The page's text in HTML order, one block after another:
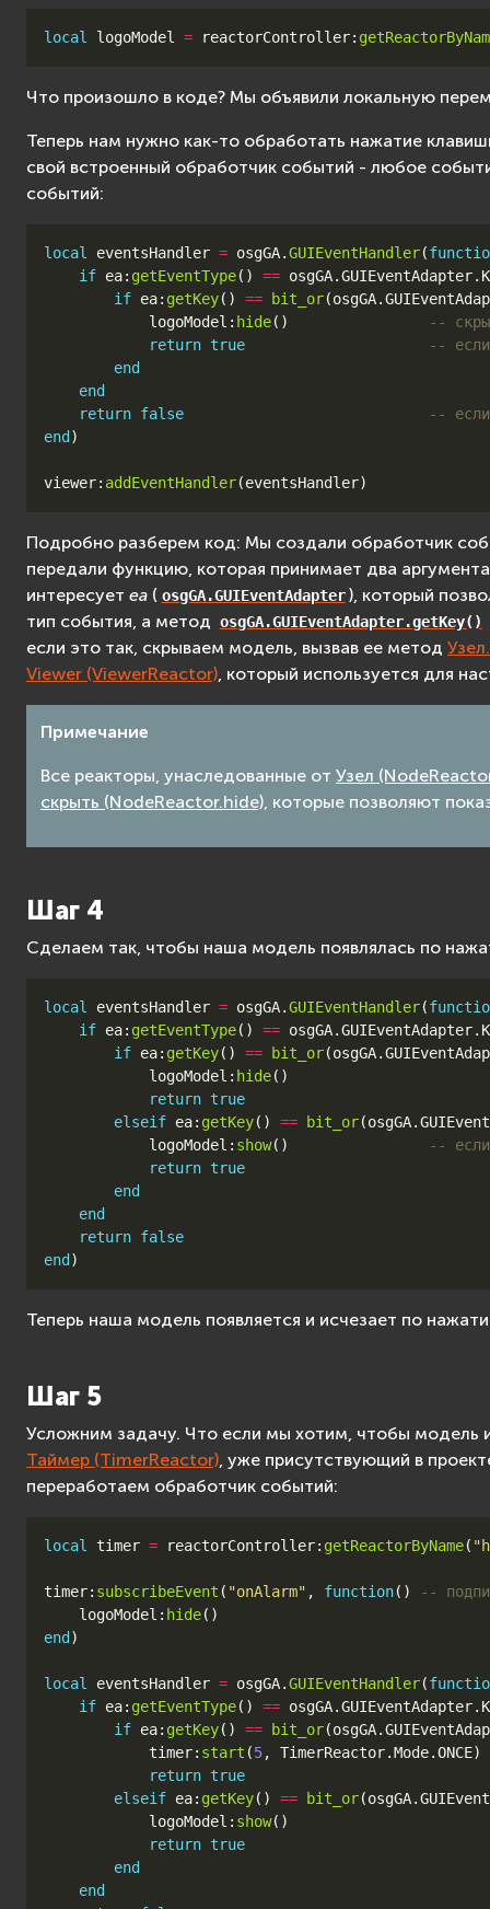
local logoModel = reactorController:
Что произошло в коде? Мы объявили локальную
Теперь нам нужно как-то обработать нажатие
свой встроенный обработчик событий - любое
событий:
local eventsHandler = osgGA.GUIEventHandler(
if ea: getEventType() == osgGA.GUIEventAdapter.
if ea: getKey() == bit_or(osgGA.
logoModel : hide()
--
return true
--
end
end
return false
--
end )
viewer: addEventHandler(eventsHandler)
Подробно разберем код: Мы создали обработчик
передали функцию, которая принимает два
интересует ea ( osgGA.GUIEventAdapter ), который
тип события, а метод osgGA.GUIEventAdapter.getKey()
если это так, скрываем модель, вызвав ее метод
Viewer (ViewerReactor), который используется для
Примечание
Все реакторы, унаследованные от Узел
скрыть (NodeReactor.hide), которые позволяют
Шаг 4
Сделаем так, чтобы наша модель появлялась по
local eventsHandler = osgGA.GUIEventHandler(
if ea: getEventType() == osgGA.GUIEventAdapter.
if ea: getKey() == bit_or(osgGA.
logoModel : hide()
return true
elseif ea: getKey() == bit_or(osgGA.
logoModel : show()
--
return true
end
end
return false
end )
Теперь наша модель появляется и исчезает по
Шаг 5
Усложним задачу. Что если мы хотим, чтобы модель
Таймер (TimerReactor), уже присутствующий в
переработаем обработчик событий:
local timer = reactorController: getReactorByName(
timer: subscribeEvent ( "onAlarm" , function()
--
logoModel : hide()
end )
local eventsHandler = osgGA.GUIEventHandler(
if ea: getEventType() == osgGA.GUIEventAdapter.
if ea: getKey() == bit_or(osgGA.
timer: start (5, TimerReactor.Mode.ONCE)
return true
elseif ea: getKey() == bit_or(osgGA.
logoModel : show()
return true
end
end